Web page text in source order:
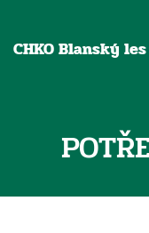
CHKO Blanský les